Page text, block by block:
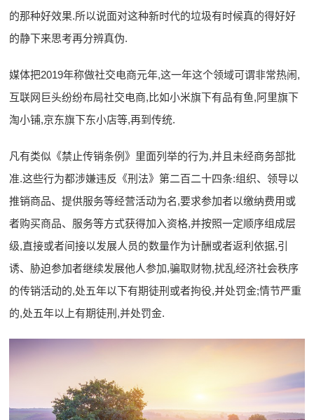
的那种好效果.所以说面对这种新时代的垃圾有时候真的得好好
的静下来思考再分辨真伪.
媒体把2019年称做社交电商元年,这一年这个领域可谓非常热闹,
互联网巨头纷纷布局社交电商,比如小米旗下有品有鱼,阿里旗下
淘小铺,京东旗下东小店等,再到传统.
凡有类似《禁止传销条例》里面列举的行为,并且未经商务部批
准.这些行为都涉嫌违反《刑法》第二百二十四条:组织、领导以
推销商品、提供服务等经营活动为名,要求参加者以缴纳费用或
者购买商品、服务等方式获得加入资格,并按照一定顺序组成层
级,直接或者间接以发展人员的数量作为计酬或者返利依据,引
诱、胁迫参加者继续发展他人参加,骗取财物,扰乱经济社会秩序
的传销活动的,处五年以下有期徒刑或者拘役,并处罚金;情节严重
的,处五年以上有期徒刑,并处罚金.